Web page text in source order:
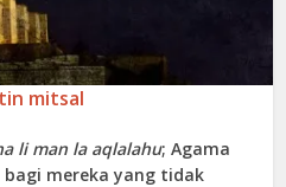
mitsal
ali man la aqlalahu; Agama
mereka yang tidak